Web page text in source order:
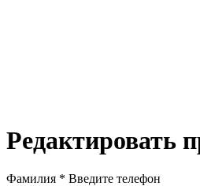
Редактировать
Фамилия * Введите телефон